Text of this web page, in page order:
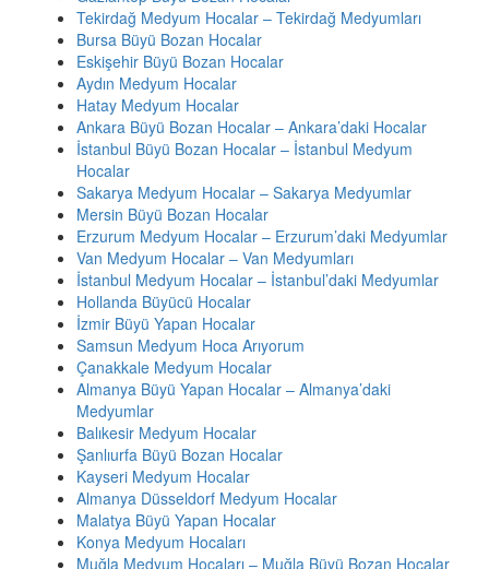
Tekirdağ Medyum Hocalar – Tekirdağ Medyumları
Bursa Büyü Bozan Hocalar
Eskişehir Büyü Bozan Hocalar
Aydın Medyum Hocalar
Hatay Medyum Hocalar
Ankara Büyü Bozan Hocalar – Ankara’daki Hocalar
İstanbul Büyü Bozan Hocalar – İstanbul Medyum
Hocalar
Sakarya Medyum Hocalar – Sakarya Medyumlar
Mersin Büyü Bozan Hocalar
Erzurum Medyum Hocalar – Erzurum’daki Medyumlar
Van Medyum Hocalar – Van Medyumları
İstanbul Medyum Hocalar – İstanbul’daki Medyumlar
Hollanda Büyücü Hocalar
İzmir Büyü Yapan Hocalar
Samsun Medyum Hoca Arıyorum
Çanakkale Medyum Hocalar
Almanya Büyü Yapan Hocalar – Almanya’daki
Medyumlar
Balıkesir Medyum Hocalar
Şanlıurfa Büyü Bozan Hocalar
Kayseri Medyum Hocalar
Almanya Düsseldorf Medyum Hocalar
Malatya Büyü Yapan Hocalar
Konya Medyum Hocaları
Muğla Medyum Hocaları – Muğla Büyü Bozan Hocalar